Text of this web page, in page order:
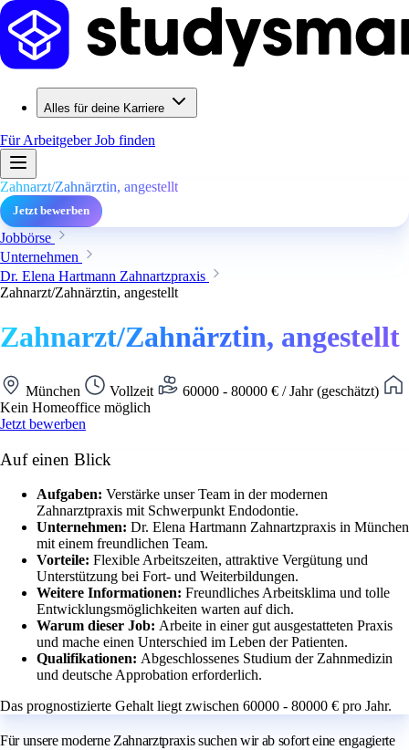
Alles für deine Karriere
Für ArbeitgeberJob finden
Zahnarzt/Zahnärztin, angestellt
Jetzt bewerben
Jobbörse
Unternehmen
Dr. Elena Hartmann Zahnartzpraxis
Zahnarzt/Zahnärztin, angestellt
Zahnarzt/Zahnärztin, angestellt
München Vollzeit
60000 - 80000 € / Jahr (geschätzt)
Kein Homeoffice möglich
Jetzt bewerben
Auf einen Blick
Aufgaben: Verstärke unser Team in der modernen
Zahnarztpraxis mit Schwerpunkt Endodontie.
Unternehmen: Dr. Elena Hartmann Zahnartzpraxis in München
mit einem freundlichen Team.
Vorteile: Flexible Arbeitszeiten, attraktive Vergütung und
Unterstützung bei Fort- und Weiterbildungen.
Weitere Informationen: Freundliches Arbeitsklima und tolle
Entwicklungsmöglichkeiten warten auf dich.
Warum dieser Job: Arbeite in einer gut ausgestatteten Praxis
und mache einen Unterschied im Leben der Patienten.
Qualifikationen: Abgeschlossenes Studium der Zahnmedizin
und deutsche Approbation erforderlich.
Das prognostizierte Gehalt liegt zwischen 60000 - 80000 € pro Jahr.
Für unsere moderne Zahnarztpraxis suchen wir ab sofort eine engagierte